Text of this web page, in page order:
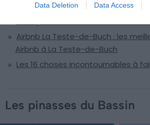
Data Deletion Data Access
Visiter l’Île aux Oiseaux :
Airbnb La Teste-de-Buch : les
Airbnb à La Teste-de-Buch
Les 16 choses incontournables à
Les pinasses du Bassin